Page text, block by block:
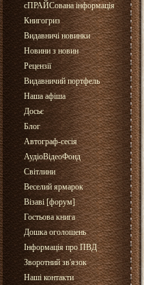
сПРАЙСована інформація
Книгогриз
Видавничі новинки
Новини з новин
Рецензії
Видавничий портфель
Наша афіша
Досьє
Блог
Автограф-сесія
АудіоВідеоФонд
Світлини
Веселий ярмарок
Візаві [форум]
Гостьова книга
Дошка оголошень
Інформація про ПВД
Зворотний зв'язок
Наші контакти